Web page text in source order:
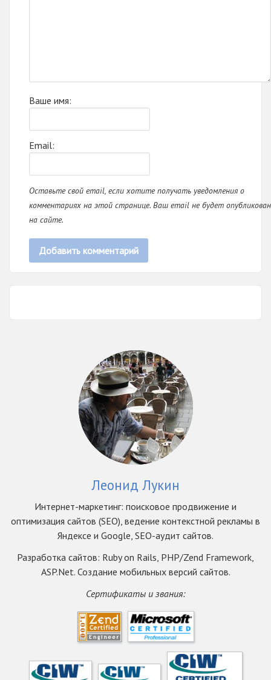
Ваше имя:
Email:
Оставьте свой email, если хотите получать уведомления о
комментариях на этой странице. Ваш email не будет опубликован
на сайте.
Леонид Лукин
Интернет-маркетинг: поисковое продвижение и
оптимизация сайтов (SEO), ведение контекстной рекламы в
Яндексе и Google, SEO-аудит сайтов.
Разработка сайтов: Ruby on Rails, PHP/Zend Framework,
ASP.Net. Создание мобильных версий сайтов.
Сертификаты и звания: